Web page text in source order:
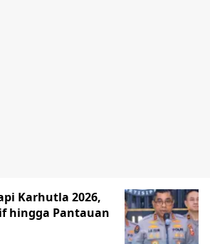
Karhutla 2026,
hingga Pantauan